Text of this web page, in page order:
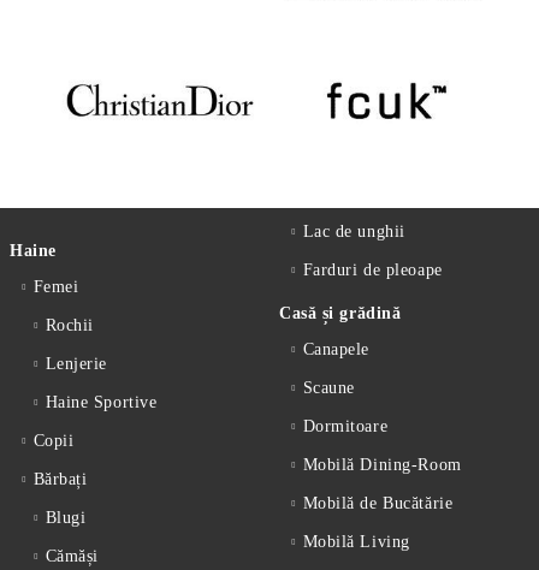
Haine
Femei
Rochii
Lenjerie
Haine Sportive
Copii
Bărbați
Blugi
Cămăși
Lac de unghii
Farduri de pleoape
Casă și grădină
Canapele
Scaune
Dormitoare
Mobilă Dining-Room
Mobilă de Bucătărie
Mobilă Living